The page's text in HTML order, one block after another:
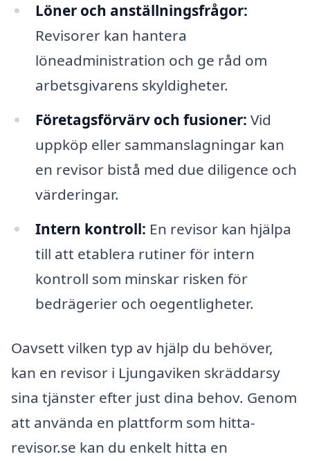
Löner och anställningsfrågor:
Revisorer kan hantera
löneadministration och ge råd om
arbetsgivarens skyldigheter.
Företagsförvärv och fusioner: Vid
uppköp eller sammanslagningar kan
en revisor bistå med due diligence och
värderingar.
Intern kontroll: En revisor kan hjälpa
till att etablera rutiner för intern
kontroll som minskar risken för
bedrägerier och oegentligheter.
Oavsett vilken typ av hjälp du behöver,
kan en revisor i Ljungaviken skräddarsy
sina tjänster efter just dina behov. Genom
att använda en plattform som hitta-
revisor.se kan du enkelt hitta en